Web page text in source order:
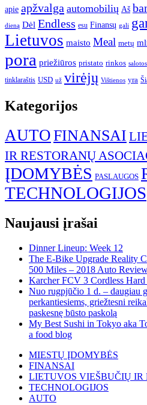
apie apžvalga automobilių Aš
dieną Dėl Endless esu Finansų gali
Lietuvos maisto Meal metų
pora priežiūros pristato rinkos salotos
tinklaraštis USD už virėjų Vištienos yra
Kategorijos
AUTOFINANSAI
IR RESTORANŲ
ĮDOMYBĖS PASLAUGOS
TECHNOLOGIJOS
Naujausi įrašai
Dinner Lineup: Week 12
The E-Bike Upgrade Reality
500 Miles – 2018 Auto
Karcher FCV 3 Cordless
Nuo rugpjūčio 1 d. – daugiau
perkantiesiems, griežtesni
paskesnę būsto paskolą
My Best Sushi in Tokyo aka
a food blog
MIESTŲ ĮDOMYBĖS
FINANSAI
LIETUVOS VIEŠBUČIŲ IR
TECHNOLOGIJOS
AUTO